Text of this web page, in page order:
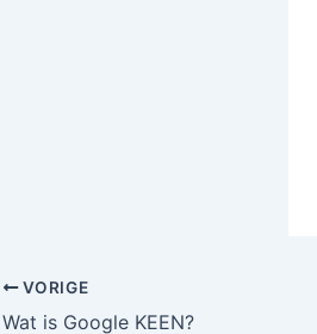
VORIGE
Wat is Google KEEN?